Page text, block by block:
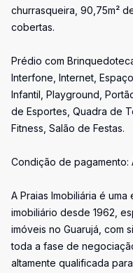
churrasqueira, 90,75m²
cobertas.
Prédio com
Interfone, Internet,
Infantil, Playground,
de Esportes, Quadra de
Fitness, Salão de Festas.
Condição de pagamento:
A Praias Imobiliária é
imobiliário desde 1962,
imóveis no Guarujá, com
toda a fase de
altamente qualificada